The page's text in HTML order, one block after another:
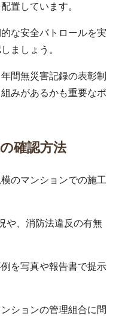
置しています。
な安全パトロールを実
ましょう。
間無災害記録の表彰制
みがあるかも重要なポ
確認方法
のマンションでの施工
や、消防法違反の有無
を写真や報告書で提示
ションの管理組合に問